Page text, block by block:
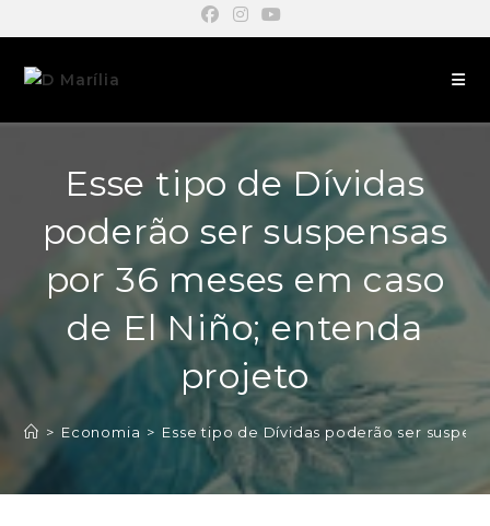
Esse tipo de Dívidas
poderão ser suspensas
por 36 meses em caso
de El Niño; entenda
projeto
> Economia > Esse tipo de Dívidas poderão ser